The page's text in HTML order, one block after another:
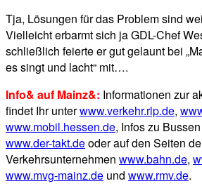
Tja, Lösungen für das Problem sind
Vielleicht erbarmt sich ja GDL-Chef
schließlich feierte er gut gelaunt bei
es singt und lacht“ mit….
Info& auf Mainz&: Informationen zur
findet Ihr unterwww.verkehr.rlp.de,
www.mobil.hessen.de, Infos zu
www.der-takt.deoder auf den Seiten
Verkehrsunternehmen www.bahn.de,
www.mvg-mainz.de und www.rmv.de.